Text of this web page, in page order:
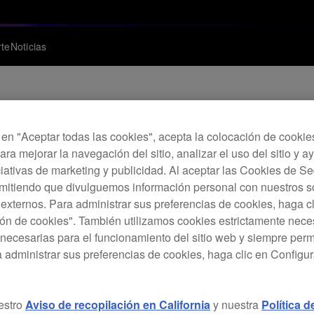
Noticias
- Actualización
"Aceptar todas las cookies", acepta la colocación de
mejorar la navegación del sitio, analizar el uso del sitio y
de marketing y publicidad. Al aceptar las Cookies de
que divulguemos información personal con nuestros
Para administrar sus preferencias de cookies, haga
de cookies". También utilizamos cookies estrictamente
para el funcionamiento del sitio web y siempre
administrar sus preferencias de cookies, haga clic en
Aviso de recopilación en Californiay nuestra Política